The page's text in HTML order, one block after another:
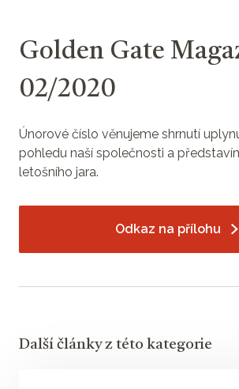
Golden Gate
02/2020
Únorové číslo věnujeme shrnutí
pohledu naší společnosti a
letošního jara.
Odkaz na přílohu
Další články z této kategorie